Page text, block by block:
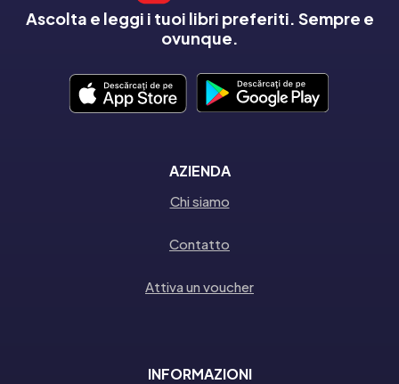
Ascolta e leggi i tuoi libri preferiti. Sempre e
ovunque.
AZIENDA
Chi siamo
Contatto
Attiva un voucher
INFORMAZIONI